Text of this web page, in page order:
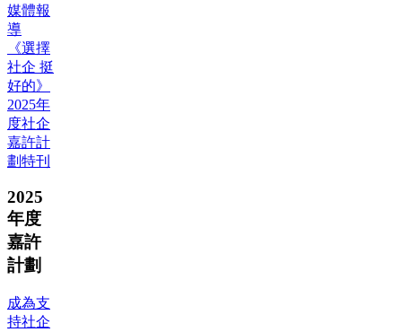
媒體報
導
《選擇
社企 挺
好的》
2025年
度社企
嘉許計
劃特刊
2025
年度
嘉許
計劃
成為支
持社企